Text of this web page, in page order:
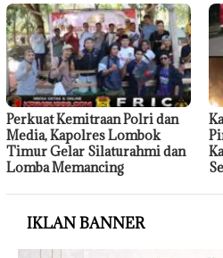
Perkuat Kemitraan Polri dan
Media, Kapolres Lombok
Timur Gelar Silaturahmi dan
Lomba Memancing
IKLAN BANNER